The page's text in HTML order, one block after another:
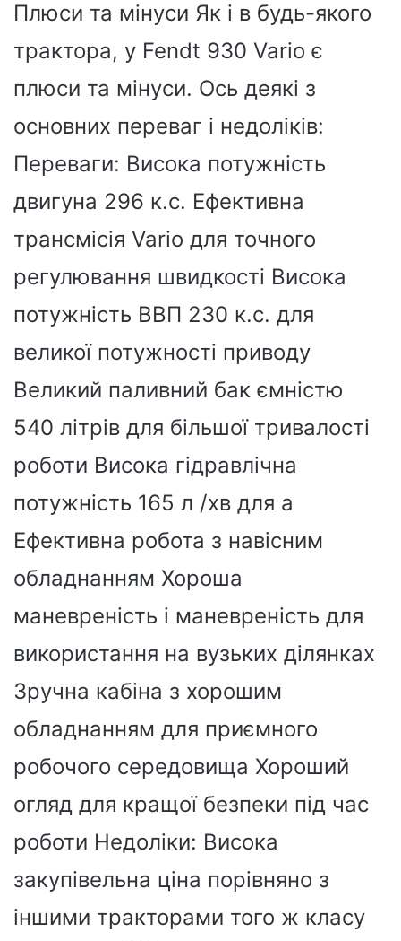
Плюси та мінуси Як і в будь-якого
трактора, у Fendt 930 Vario є
плюси та мінуси. Ось деякі з
основних переваг і недоліків:
Переваги: ​​Висока потужність
двигуна 296 к.с. Ефективна
трансмісія Vario для точного
регулювання швидкості Висока
потужність ВВП 230 к.с. для
великої потужності приводу
Великий паливний бак ємністю
540 літрів для більшої тривалості
роботи Висока гідравлічна
потужність 165 л /хв для a
Ефективна робота з навісним
обладнанням Хороша
маневреність і маневреність для
використання на вузьких ділянках
Зручна кабіна з хорошим
обладнанням для приємного
робочого середовища Хороший
огляд для кращої безпеки під час
роботи Недоліки: Висока
закупівельна ціна порівняно з
іншими тракторами того ж класу